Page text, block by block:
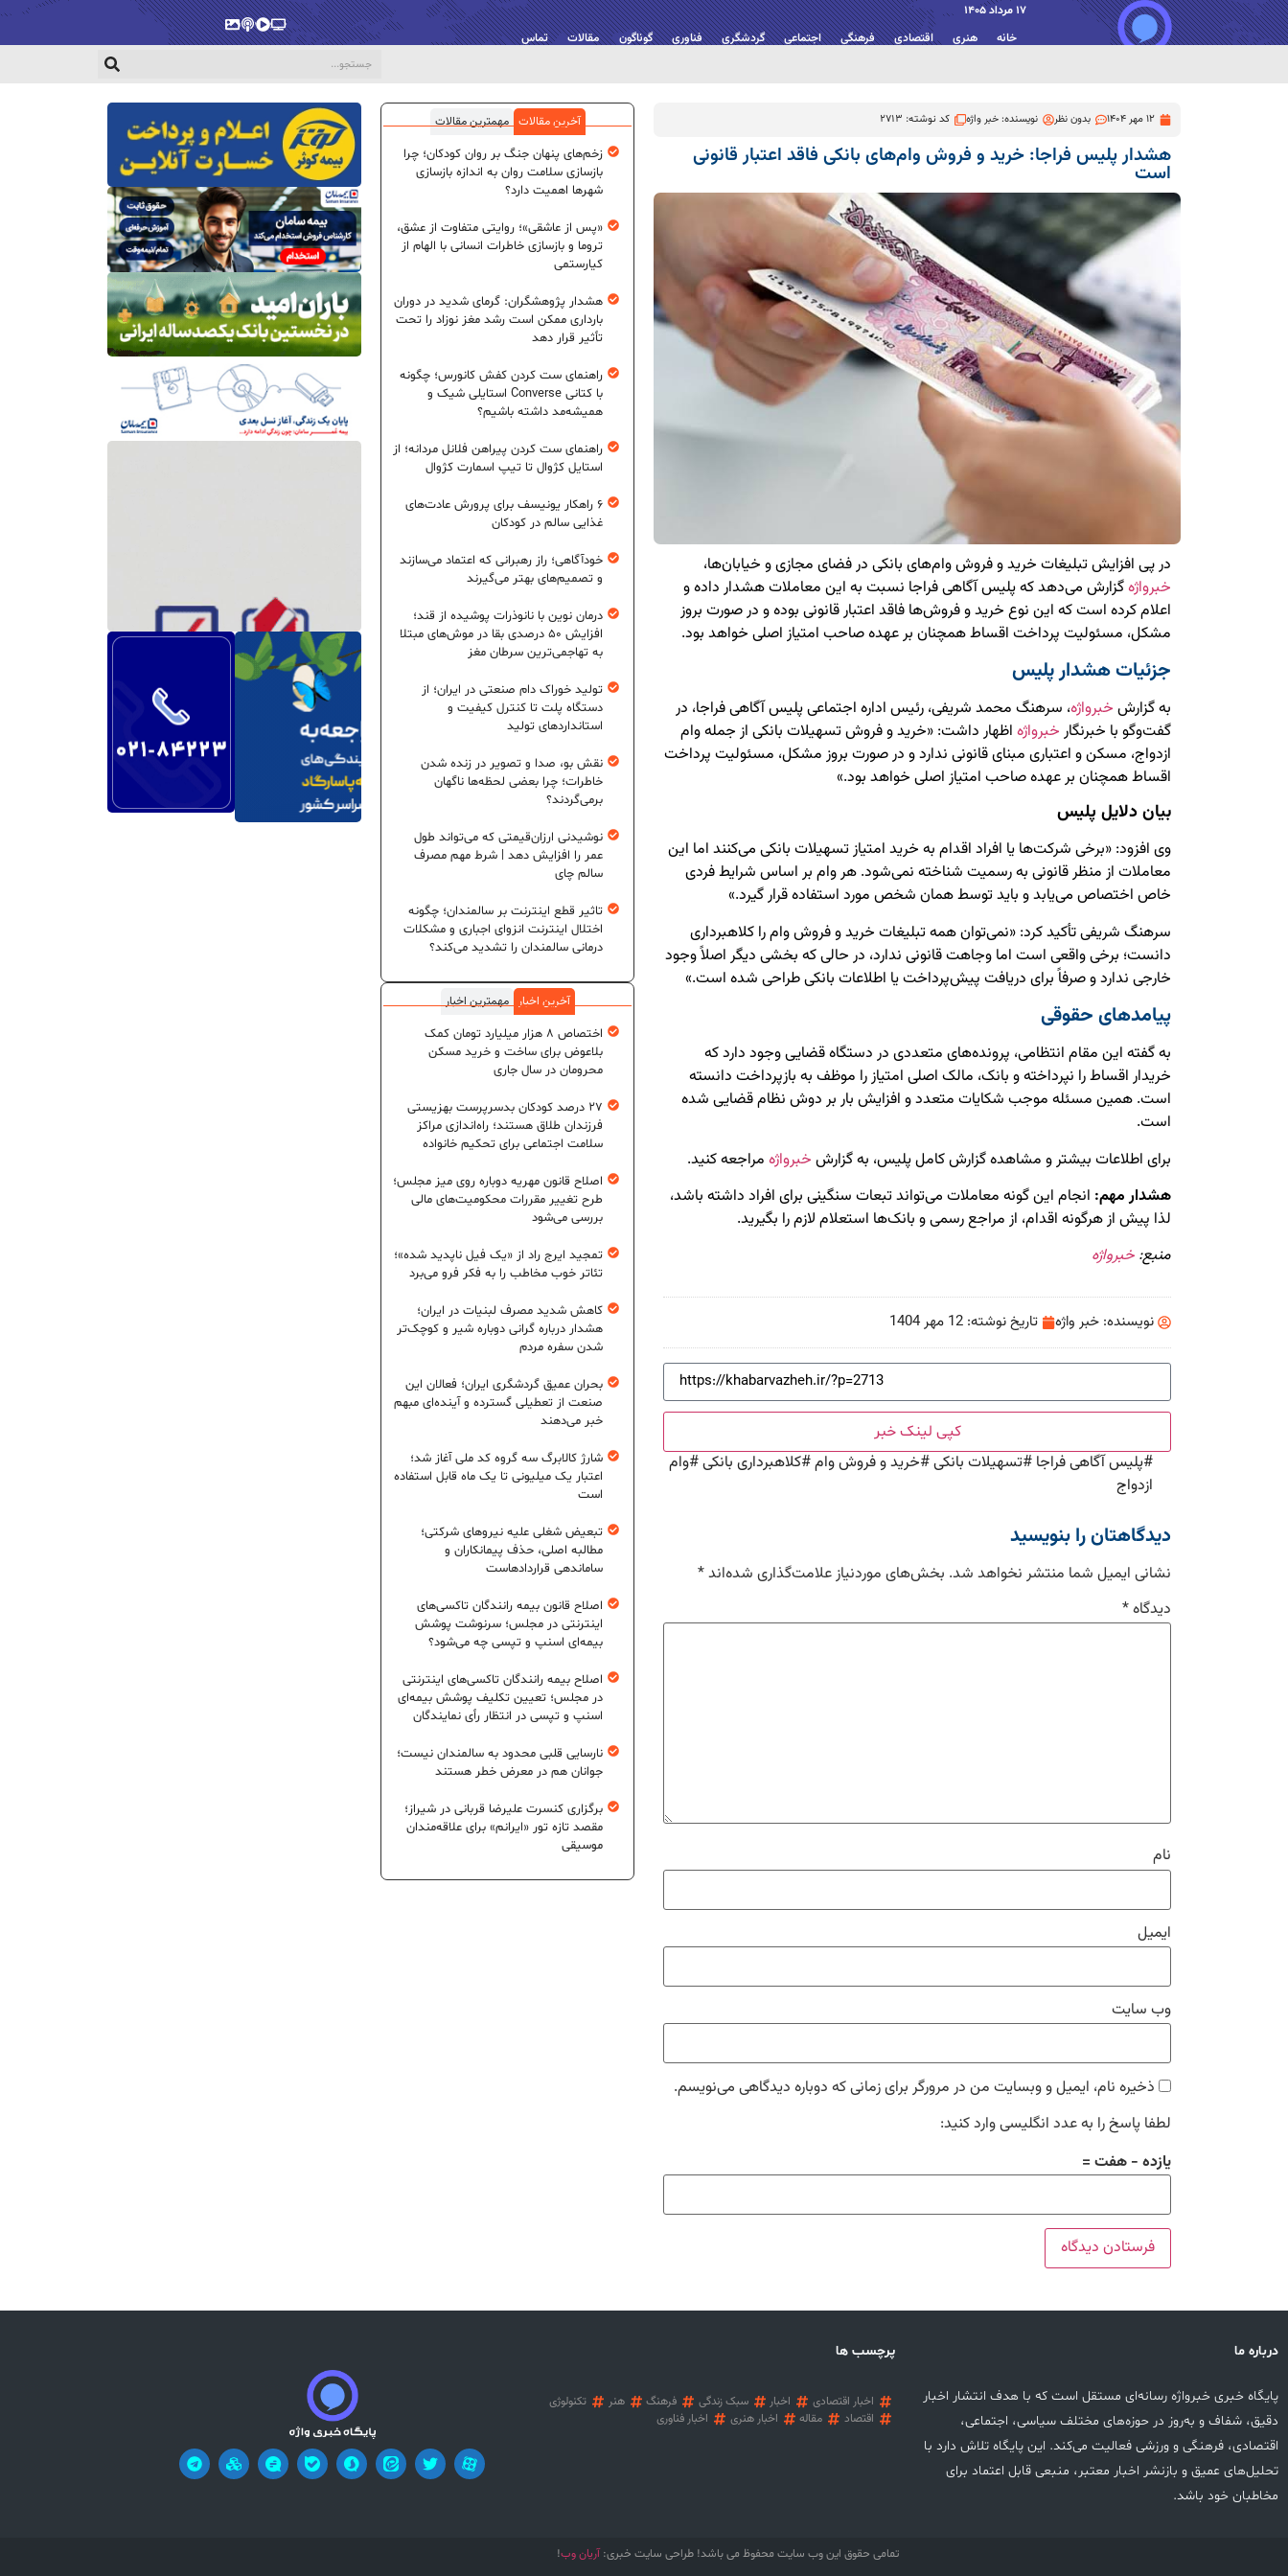
17 مرداد 1405
خانه هنری اقتصادی فرهنگی اجتماعی گردشگری فناوری گوناگون مقالات تماس
پخش‌زندهویدیو
پادکستگالری
12 مهر 1404 بدون نظر نویسنده:خبر واژه کد نوشته: 2713
هشدار پلیس فراجا: خرید و فروش وام‌های بانکی فاقد اعتبار قانونی
است
در پی افزایش تبلیغات خرید و فروش وام‌های بانکی در فضای مجازی و خیابان‌ها،
خبرواژهگزارش می‌دهد که پلیس آگاهی فراجا نسبت به این معاملات هشدار داده و
اعلام کرده است که این نوع خرید و فروش‌ها فاقد اعتبار قانونی بوده و در صورت بروز
مشکل، مسئولیت پرداخت اقساط همچنان بر عهده صاحب امتیاز اصلی خواهد بود.
جزئیات هشدار پلیس
به گزارش خبرواژه، سرهنگ محمد شریفی، رئیس اداره اجتماعی پلیس آگاهی فراجا، در
گفت‌وگو با خبرنگار خبرواژه اظهار داشت: «خرید و فروش تسهیلات بانکی از جمله وام
ازدواج، مسکن و اعتباری مبنای قانونی ندارد و در صورت بروز مشکل، مسئولیت پرداخت
اقساط همچنان بر عهده صاحب امتیاز اصلی خواهد بود.»
بیان دلایل پلیس
وی افزود: «برخی شرکت‌ها یا افراد اقدام به خرید امتیاز تسهیلات بانکی می‌کنند اما این
معاملات از منظر قانونی به رسمیت شناخته نمی‌شود. هر وام بر اساس شرایط فردی
خاص اختصاص می‌یابد و باید توسط همان شخص مورد استفاده قرار گیرد.»
سرهنگ شریفی تأکید کرد: «نمی‌توان همه تبلیغات خرید و فروش وام را کلاهبرداری
دانست؛ برخی واقعی است اما وجاهت قانونی ندارد، در حالی که بخشی دیگر اصلاً وجود
خارجی ندارد و صرفاً برای دریافت پیش‌پرداخت یا اطلاعات بانکی طراحی شده است.»
پیامدهای حقوقی
به گفته این مقام انتظامی، پرونده‌های متعددی در دستگاه قضایی وجود دارد که
خریدار اقساط را نپرداخته و بانک، مالک اصلی امتیاز را موظف به بازپرداخت دانسته
است. همین مسئله موجب شکایات متعدد و افزایش بار بر دوش نظام قضایی شده
است.
برای اطلاعات بیشتر و مشاهده گزارش کامل پلیس، به گزارش خبرواژه مراجعه کنید.
هشدار مهم: انجام این گونه معاملات می‌تواند تبعات سنگینی برای افراد داشته باشد،
لذا پیش از هرگونه اقدام، از مراجع رسمی و بانک‌ها استعلام لازم را بگیرید.
منبع: خبرواژه
نویسنده: خبر واژه تاریخ نوشته: 12 مهر 1404
کپی لینک خبر
#پلیس آگاهی فراجا #تسهیلات بانکی#خرید و فروش وام#کلاهبرداری بانکی#وام
ازدواج
دیدگاهتان را بنویسید
نشانی ایمیل شما منتشر نخواهد شد. بخش‌های موردنیاز علامت‌گذاری شده‌اند*
دیدگاه*
نام
ایمیل
وب‌ سایت
ذخیره نام، ایمیل و وبسایت من در مرورگر برای زمانی که دوباره دیدگاهی می‌نویسم.
لطفا پاسخ را به عدد انگلیسی وارد کنید:
یازده − هفت =
آخرین مقالات مهمترین مقالات
زخم‌های پنهان جنگ بر روان کودکان؛ چرا
بازسازی سلامت روان به اندازه بازسازی
شهرها اهمیت دارد؟
«پس از عاشقی»؛ روایتی متفاوت از عشق،
تروما و بازسازی خاطرات انسانی با الهام از
کیارستمی
هشدار پژوهشگران: گرمای شدید در دوران
بارداری ممکن است رشد مغز نوزاد را تحت
تأثیر قرار دهد
راهنمای ست کردن کفش کانورس؛ چگونه
با کتانی Converse استایلی شیک و
همیشه‌مد داشته باشیم؟
راهنمای ست کردن پیراهن فلانل مردانه؛ از
استایل کژوال تا تیپ اسمارت کژوال
۶ راهکار یونیسف برای پرورش عادت‌های
غذایی سالم در کودکان
خودآگاهی؛ راز رهبرانی که اعتماد می‌سازند
و تصمیم‌های بهتر می‌گیرند
درمان نوین با نانوذرات پوشیده از قند؛
افزایش ۵۰ درصدی بقا در موش‌های مبتلا
به تهاجمی‌ترین سرطان مغز
تولید خوراک دام صنعتی در ایران؛ از
دستگاه پلت تا کنترل کیفیت و
استانداردهای تولید
نقش بو، صدا و تصویر در زنده شدن
خاطرات؛ چرا بعضی لحظه‌ها ناگهان
برمی‌گردند؟
نوشیدنی ارزان‌قیمتی که می‌تواند طول
عمر را افزایش دهد | شرط مهم مصرف
سالم چای
تاثیر قطع اینترنت بر سالمندان؛ چگونه
اختلال اینترنت انزوای اجباری و مشکلات
درمانی سالمندان را تشدید می‌کند؟
آخرین اخبار
مهمترین اخبار
اختصاص ۸ هزار میلیارد تومان کمک
بلاعوض برای ساخت و خرید مسکن
محرومان در سال جاری
۲۷ درصد کودکان بدسرپرست بهزیستی
فرزندان طلاق هستند؛ راه‌اندازی مراکز
سلامت اجتماعی برای تحکیم خانواده
اصلاح قانون مهریه دوباره روی میز مجلس؛
طرح تغییر مقررات محکومیت‌های مالی
بررسی می‌شود
تمجید ایرج راد از «یک فیل ناپدید شده»؛
تئاتر خوب مخاطب را به فکر فرو می‌برد
کاهش شدید مصرف لبنیات در ایران؛
هشدار درباره گرانی دوباره شیر و کوچک‌تر
شدن سفره مردم
بحران عمیق گردشگری ایران؛ فعالان این
صنعت از تعطیلی گسترده و آینده‌ای مبهم
خبر می‌دهند
شارژ کالابرگ سه گروه کد ملی آغاز شد؛
اعتبار یک میلیونی تا یک ماه قابل استفاده
است
تبعیض شغلی علیه نیروهای شرکتی؛
مطالبه اصلی، حذف پیمانکاران و
ساماندهی قراردادهاست
اصلاح قانون بیمه رانندگان تاکسی‌های
اینترنتی در مجلس؛ سرنوشت پوشش
بیمه‌ای اسنپ و تپسی چه می‌شود؟
اصلاح بیمه رانندگان تاکسی‌های اینترنتی
در مجلس؛ تعیین تکلیف پوشش بیمه‌ای
اسنپ و تپسی در انتظار رأی نمایندگان
نارسایی قلبی محدود به سالمندان نیست؛
جوانان هم در معرض خطر هستند
برگزاری کنسرت علیرضا قربانی در شیراز؛
مقصد تازه تور «ایرانم» برای علاقه‌مندان
موسیقی
درباره ما
پایگاه خبری خبرواژه رسانه‌ای مستقل است که با هدف انتشار اخبار
دقیق، شفاف و به‌روز در حوزه‌های مختلف سیاسی، اجتماعی،
اقتصادی، فرهنگی و ورزشی فعالیت می‌کند. این پایگاه تلاش دارد با
تحلیل‌های عمیق و بازنشر اخبار معتبر، منبعی قابل اعتماد برای
مخاطبان خود باشد.
پرچسب ها
اخبار اقتصادی اخبار سبک زندگی فرهنگ هنر
تکنولوژی
اقتصاد
مقاله اخبار هنری اخبار فناوری
تمامی حقوق این وب سایت محفوظ می باشد! طراحی سایت خبری:آریان وب!